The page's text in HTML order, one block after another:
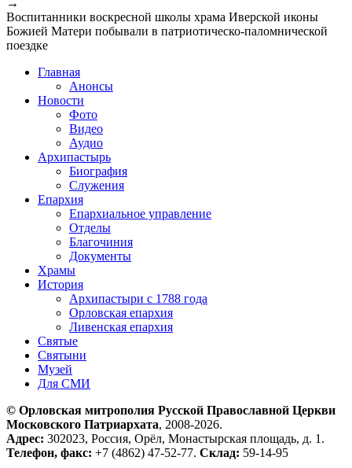
Воспитанники воскресной школы храма Иверской иконы
Божией Матери побывали в патриотическо-паломнической
поездке
Главная
Анонсы
Новости
Фото
Видео
Аудио
Архипастырь
Биография
Служения
Епархия
Епархиальное управление
Отделы
Благочиния
Документы
Храмы
История
Архипастыри с 1788 года
Орловская епархия
Ливенская епархия
Святые
Святыни
Музей
Для СМИ
© Орловская митрополия Русской Православной Церкви
Московского Патриархата, 2008-2026.
Адрес: 302023, Россия, Орёл, Монастырская площадь, д. 1.
Телефон, факс: +7 (4862) 47-52-77. Склад: 59-14-95